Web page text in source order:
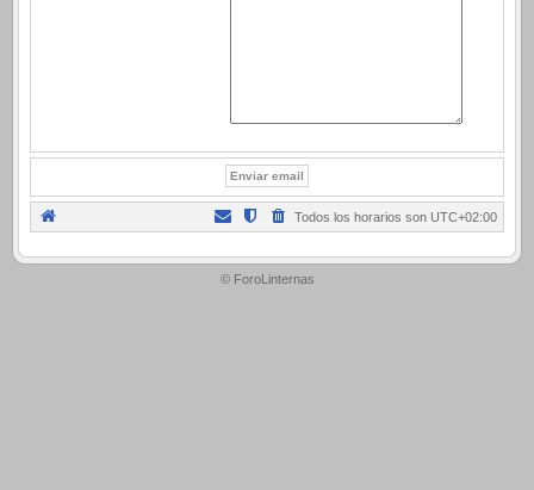
Todos los horarios son UTC+02:00
.
© ForoLinternas